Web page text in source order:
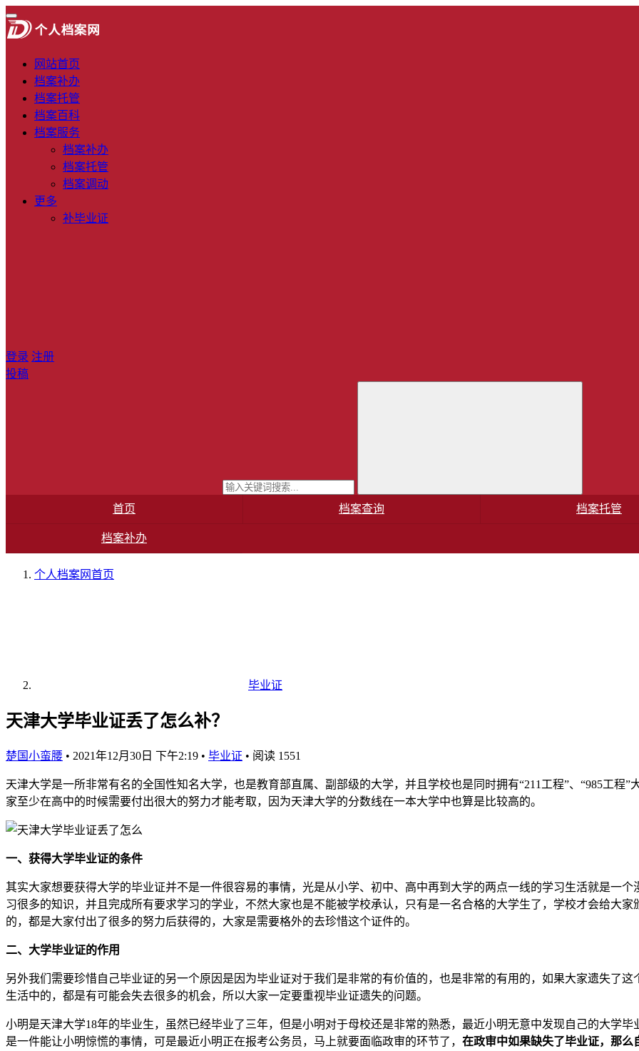
网站首页
档案补办
档案托管
档案百科
档案服务
档案补办
档案托管
档案调动
更多
补毕业证
登录 注册
投稿
首页 档案查询 档案托管
档案补办
个人档案网首页
毕业证
天津大学毕业证丢了怎么补？
楚国小蛮腰 • 2021年12月30日 下午2:19 • 毕业证 • 阅读 1551
天津大学是一所非常有名的全国性知名大学，也是教育部直属、副部级的大学，并且学校也是同时拥有“211工程”、“985工程
家至少在高中的时候需要付出很大的努力才能考取，因为天津大学的分数线在一本大学中也算是比较高的。
一、获得大学毕业证的条件
其实大家想要获得大学的毕业证并不是一件很容易的事情，光是从小学、初中、高中再到大学的两点一线的学习生活就是一
习很多的知识，并且完成所有要求学习的学业，不然大家也是不能被学校承认，只有是一名合格的大学生了，学校才会给大
的，都是大家付出了很多的努力后获得的，大家是需要格外的去珍惜这个证件的。
二、大学毕业证的作用
另外我们需要珍惜自己毕业证的另一个原因是因为毕业证对于我们是非常的有价值的，也是非常的有用的，如果大家遗失了
生活中的，都是有可能会失去很多的机会，所以大家一定要重视毕业证遗失的问题。
小明是天津大学18年的毕业生，虽然已经毕业了三年，但是小明对于母校还是非常的熟悉，最近小明无意中发现自己的大学
是一件能让小明惊慌的事情，可是最近小明正在报考公务员，马上就要面临政审的环节了， 在政审中如果缺失了毕业证，那